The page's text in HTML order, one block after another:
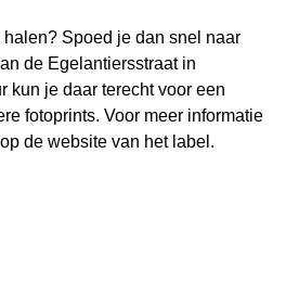
Spoed je dan snel naar
de Egelantiersstraat in
kun je daar terecht voor een
fotoprints. Voor meer informatie
de website van het label.